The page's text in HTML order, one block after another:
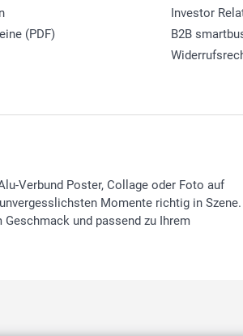
(PDF)
Investor
B2B
Verbund Poster, Collage oder Foto auf
Momente richtig in Szene.
Geschmack und passend zu Ihrem